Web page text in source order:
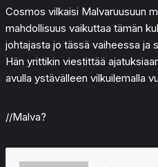
Cosmos vilkaisi Malvaruusuun
mahdollisuus vaikuttaa tämän
johtajasta jo tässä vaiheessa ja
Hän yrittikin viestittää
avulla ystävälleen vilkuilemalla
//Malva?